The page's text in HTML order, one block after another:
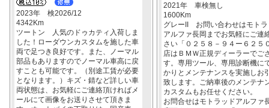
2023年 検2026/12
4342Km
ツートン 人気のドゥカティ入荷しま
した！ローダウンカスタムを施した車
両で足つき良好です。また、ノーマル
部品もありますのでノーマル車高に戻
すことも可能です。（別途工賃が必要
となります。）キズ・錆など詳しい車
両状態は、お気軽にご連絡頂ければメ
ールにて画像をお送りさせて頂きま
2021年 車検無し
1600Km
グレーII お問い合わせはモトラ
アルファ長岡までお気軽にご連
さい「０２５８－９４ー６２５
店はＢＭＷ正規ディーラーでご
す。専用ツール、専用診断機に
かりとメンテナンスを実施しお
致します。ご納車後のメンテナ
カスタムもお任せください。
お問合せはモトラッドアルファ